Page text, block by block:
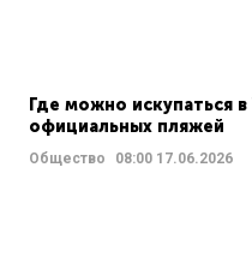
Где можно искупаться
официальных пляжей
Общество 08:00 17.06.2026